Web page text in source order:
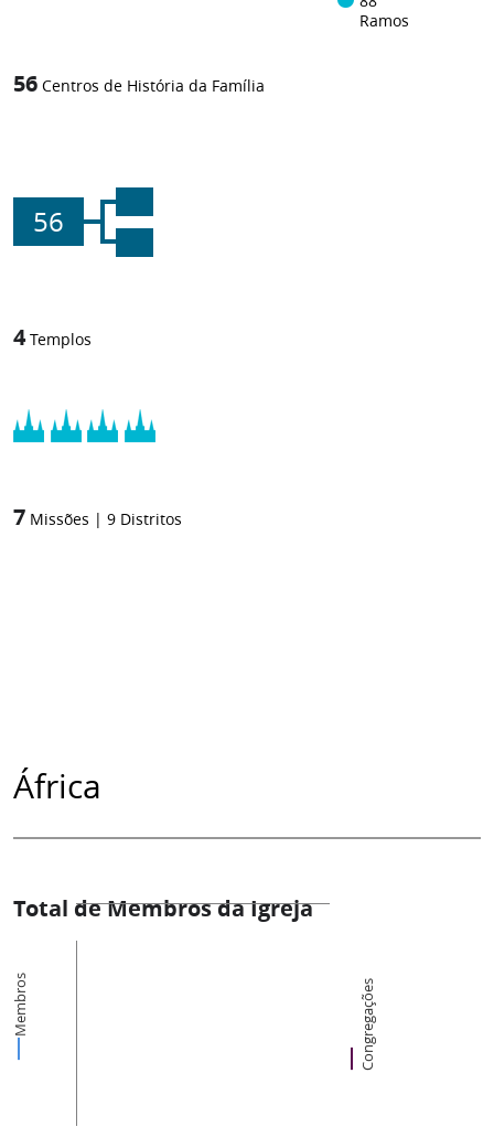
Ramos
56 Centros de História da Família
56
4 Templos
7 Missões | 9 Distritos
África
Total de Membros da Igreja
Membros Congregações